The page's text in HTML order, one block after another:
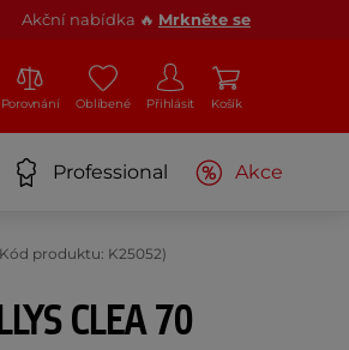
Akční nabídka 🔥 Mrkněte se
Porovnání Oblíbené Přihlásit Košík
Professional Akce
produktu: K25052)
CLEA 70